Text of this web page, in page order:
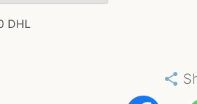
DHL
share